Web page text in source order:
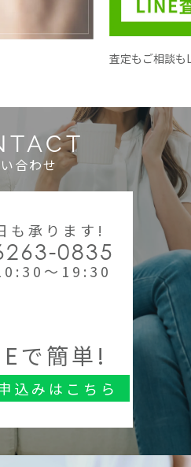
査定もご相談も
合わせ
も承ります!
0835
～19:30
で簡単!
込みはこちら